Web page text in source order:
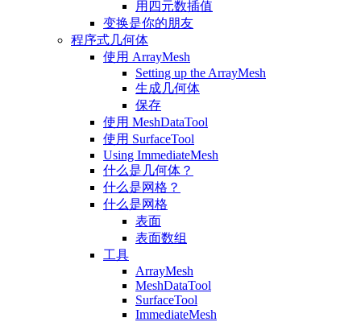
用四元数插值
变换是你的朋友
程序式几何体
使用 ArrayMesh
Setting up the ArrayMesh
生成几何体
保存
使用 MeshDataTool
使用 SurfaceTool
Using ImmediateMesh
什么是几何体？
什么是网格？
什么是网格
表面
表面数组
工具
ArrayMesh
MeshDataTool
SurfaceTool
ImmediateMesh